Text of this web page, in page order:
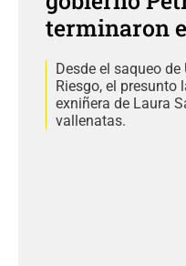
terminaron
Desde el saqueo
Riesgo, el presunto
exniñera de Laura
vallenatas.